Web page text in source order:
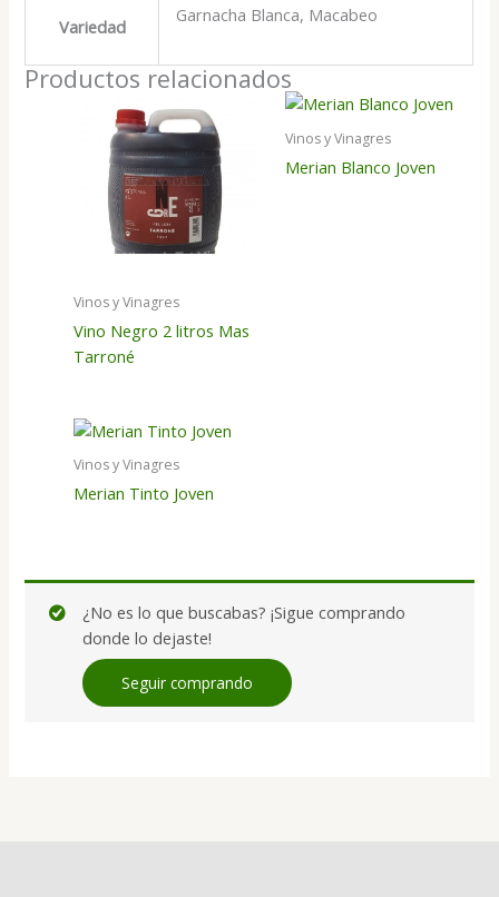
Variedad
Garnacha Blanca, Macabeo
Productos relacionados
Vinos y Vinagres
Vino Negro 2 litros Mas
Tarroné
Vinos y Vinagres
Merian Blanco Joven
Vinos y Vinagres
Merian Tinto Joven
Seguir comprando
¿No es lo que buscabas? ¡Sigue comprando
donde lo dejaste!